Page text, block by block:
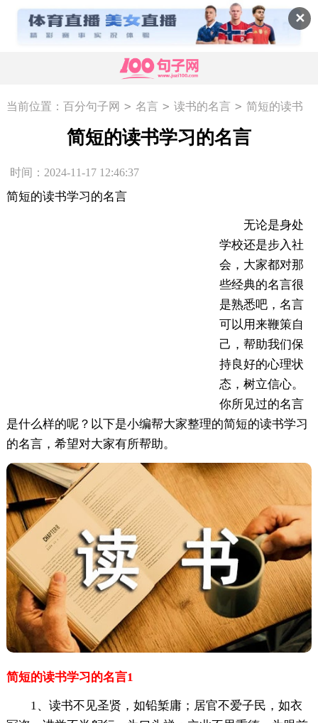
✕
当前位置： 百分句子网 > 名言 > 读书的名言 > 简短的读书
简短的读书学习的名言
时间：2024-11-17 12:46:37
简短的读书学习的名言
无论是身处
学校还是步入社
会，大家都对那
些经典的名言很
是熟悉吧，名言
可以用来鞭策自
己，帮助我们保
持良好的心理状
态，树立信心。
你所见过的名言
是什么样的呢？以下是小编帮大家整理的简短的读书学习
的名言，希望对大家有所帮助。
简短的读书学习的名言1
1、读书不见圣贤，如铅椠庸；居官不爱子民，如衣